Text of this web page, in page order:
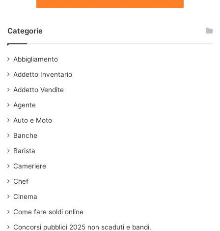
Categorie
Abbigliamento
Addetto Inventario
Addetto Vendite
Agente
Auto e Moto
Banche
Barista
Cameriere
Chef
Cinema
Come fare soldi online
Concorsi pubblici 2025 non scaduti e bandi.